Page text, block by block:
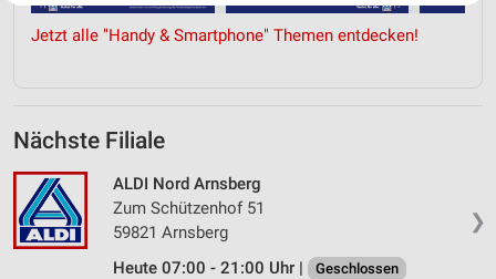
Jetzt alle "Handy & Smartphone" Themen entdecken!
Nächste Filiale
❯
ALDI Nord Arnsberg
Zum Schützenhof 51
59821 Arnsberg
Heute 07:00 - 21:00 Uhr |
Geschlossen
Website/App.
Partnerliste anzeigen (1 IAB-Anbieter)
Speichern von oder Zugriff auf Informationen
auf einem Endgerät
Verwendung reduzierter Daten zur Auswahl von
Werbeanzeigen
Erstellung von Profilen für personalisierte